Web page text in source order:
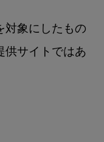
対象にしたもの
供サイトではあ